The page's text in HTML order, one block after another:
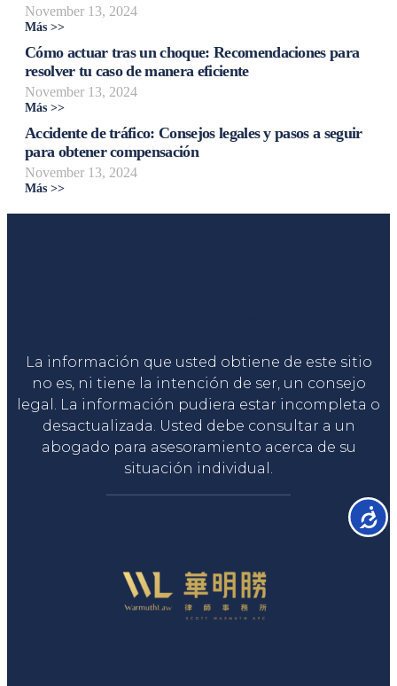
November 13, 2024
Más >>
Cómo actuar tras un choque: Recomendaciones para
resolver tu caso de manera eficiente
November 13, 2024
Más >>
Accidente de tráfico: Consejos legales y pasos a seguir
para obtener compensación
November 13, 2024
Más >>
La información que usted obtiene de este sitio
no es, ni tiene la intención de ser, un consejo
legal. La información pudiera estar incompleta o
desactualizada. Usted debe consultar a un
abogado para asesoramiento acerca de su
situación individual.